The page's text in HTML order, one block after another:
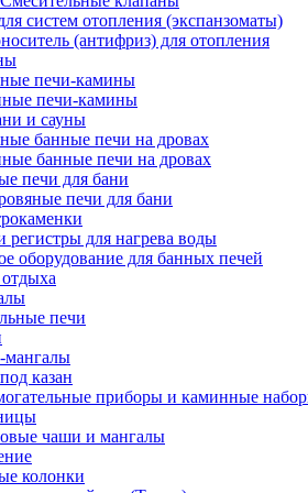
систем отопления (экспанзоматы)
(антифриз) для отопления
печи-камины
печи-камины
и сауны
банные печи на дровах
банные печи на дровах
печи для бани
печи для бани
регистры для нагрева воды
оборудование для банных печей
печи
мангалы
казан
приборы и каминные
чаши и мангалы
колонки